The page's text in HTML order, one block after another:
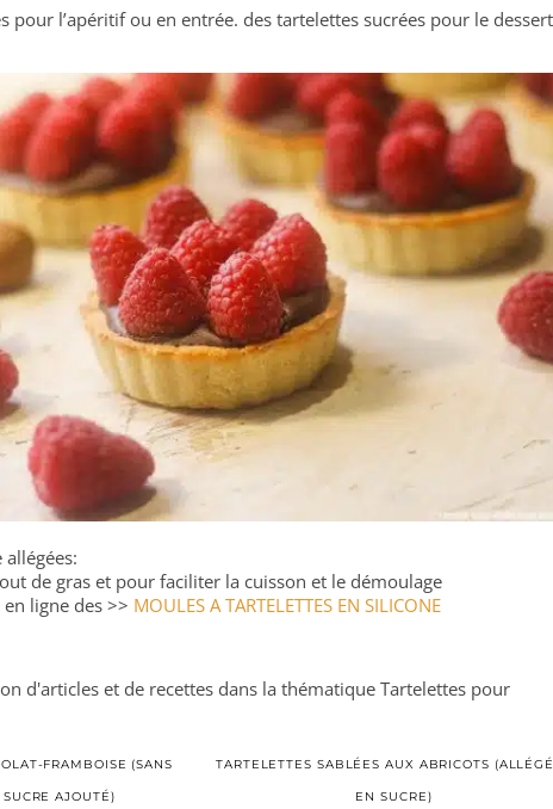
pour l’apéritif ou en entrée. des tartelettes sucrées pour le dessert
de gras et pour faciliter la cuisson et le démoulage
en ligne des >> MOULES A TARTELETTES EN SILICONE
d'articles et de recettes dans la thématique Tartelettes pour
FRAMBOISE (SANS
AJOUTÉ)
TARTELETTES SABLÉES AUX ABRICOTS
EN SUCRE)